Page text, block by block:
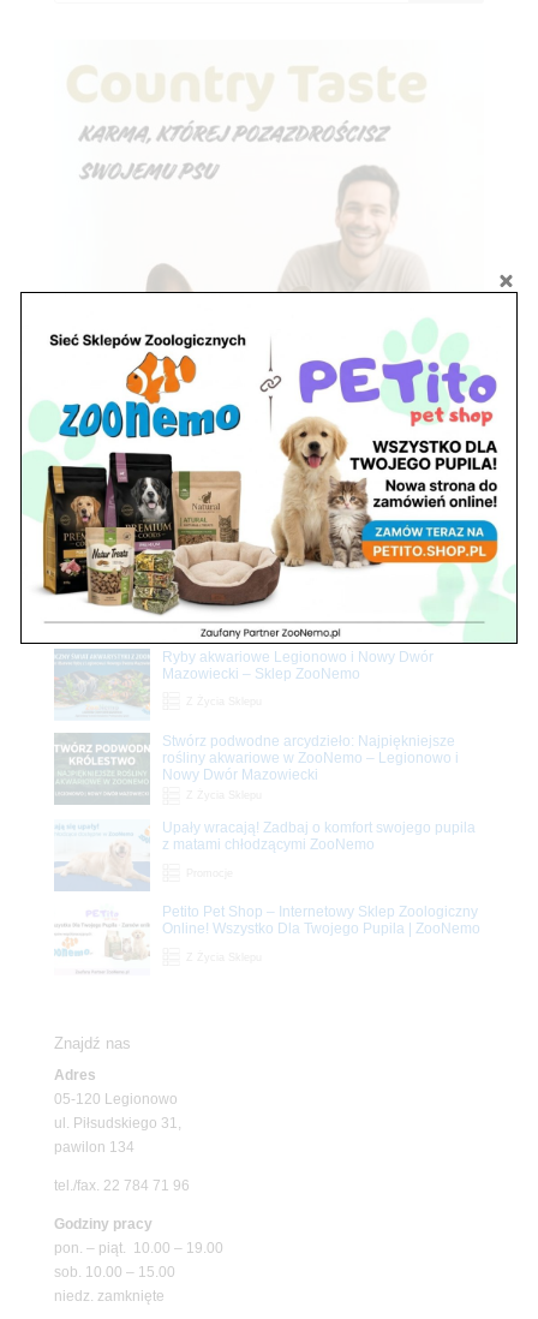
Zobacz również
Ryby akwariowe Legionowo i Nowy Dwór
Mazowiecki – Sklep ZooNemo
Stwórz podwodne arcydzieło: Najpiękniejsze
rośliny akwariowe w ZooNemo – Legionowo i
Nowy Dwór Mazowiecki
Upały wracają! Zadbaj o komfort swojego pupila
z matami chłodzącymi ZooNemo
Petito Pet Shop – Internetowy Sklep Zoologiczny
Online! Wszystko Dla Twojego Pupila | ZooNemo
Znajdź nas
Adres
05-120 Legionowo
ul. Piłsudskiego 31,
pawilon 134
tel./fax. 22 784 71 96
Godziny pracy
pon. – piąt. 10.00 – 19.00
sob. 10.00 – 15.00
niedz. zamknięte